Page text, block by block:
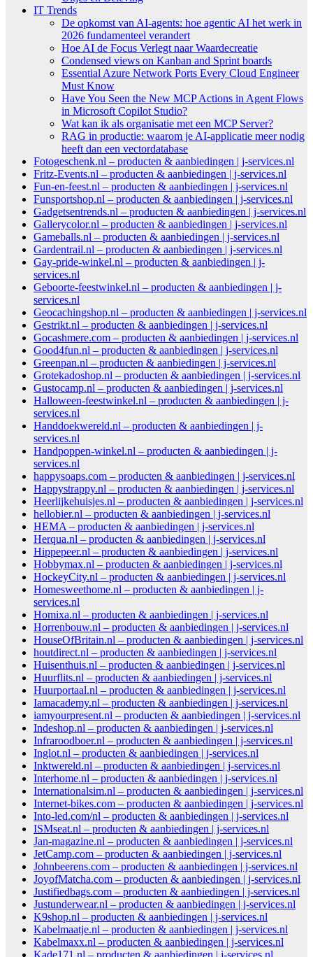
IT Trends
De opkomst van AI-agents: hoe agentic AI het werk in
2026 fundamenteel verandert
Hoe AI de Focus Verlegt naar Waardecreatie
Condensed views on Kanban and Sprint boards
Essential Azure Network Ports Every Cloud Engineer
Must Know
Have You Seen the New MCP Actions in Agent Flows
in Microsoft Copilot Studio?
Wat kan ik als organisatie met een MCP Server?
RAG in productie: waarom je AI-applicatie meer nodig
heeft dan een vectordatabase
Fotogeschenk.nl – producten & aanbiedingen | j-services.nl
Fritz-Events.nl – producten & aanbiedingen | j-services.nl
Fun-en-feest.nl – producten & aanbiedingen | j-services.nl
Funsportshop.nl – producten & aanbiedingen | j-services.nl
Gadgetsentrends.nl – producten & aanbiedingen | j-services.nl
Gallerycolor.nl – producten & aanbiedingen | j-services.nl
Gameballs.nl – producten & aanbiedingen | j-services.nl
Gardentrail.nl – producten & aanbiedingen | j-services.nl
Gay-pride-winkel.nl – producten & aanbiedingen | j-
services.nl
Geboorte-feestwinkel.nl – producten & aanbiedingen | j-
services.nl
Geocachingshop.nl – producten & aanbiedingen | j-services.nl
Gestrikt.nl – producten & aanbiedingen | j-services.nl
Gocashmere.com – producten & aanbiedingen | j-services.nl
Good4fun.nl – producten & aanbiedingen | j-services.nl
Greenpan.nl – producten & aanbiedingen | j-services.nl
Grotekadoshop.nl – producten & aanbiedingen | j-services.nl
Gustocamp.nl – producten & aanbiedingen | j-services.nl
Halloween-feestwinkel.nl – producten & aanbiedingen | j-
services.nl
Handdoekwereld.nl – producten & aanbiedingen | j-
services.nl
Handpoppen-winkel.nl – producten & aanbiedingen | j-
services.nl
happysoaps.com – producten & aanbiedingen | j-services.nl
Happystrappy.nl – producten & aanbiedingen | j-services.nl
Heerlijkehuisjes.nl – producten & aanbiedingen | j-services.nl
hellobier.nl – producten & aanbiedingen | j-services.nl
HEMA – producten & aanbiedingen | j-services.nl
Herqua.nl – producten & aanbiedingen | j-services.nl
Hippepeer.nl – producten & aanbiedingen | j-services.nl
Hobbymax.nl – producten & aanbiedingen | j-services.nl
HockeyCity.nl – producten & aanbiedingen | j-services.nl
Homesweethome.nl – producten & aanbiedingen | j-
services.nl
Homixa.nl – producten & aanbiedingen | j-services.nl
Horrenbouw.nl – producten & aanbiedingen | j-services.nl
HouseOfBritain.nl – producten & aanbiedingen | j-services.nl
houtdirect.nl – producten & aanbiedingen | j-services.nl
Huisenthuis.nl – producten & aanbiedingen | j-services.nl
Huurflits.nl – producten & aanbiedingen | j-services.nl
Huurportaal.nl – producten & aanbiedingen | j-services.nl
Iamacademy.nl – producten & aanbiedingen | j-services.nl
iamyourpresent.nl – producten & aanbiedingen | j-services.nl
Indeshop.nl – producten & aanbiedingen | j-services.nl
Infraroodboer.nl – producten & aanbiedingen | j-services.nl
Inglot.nl – producten & aanbiedingen | j-services.nl
Inktwereld.nl – producten & aanbiedingen | j-services.nl
Interhome.nl – producten & aanbiedingen | j-services.nl
Internationalsim.nl – producten & aanbiedingen | j-services.nl
Internet-bikes.com – producten & aanbiedingen | j-services.nl
Into-led.com/nl – producten & aanbiedingen | j-services.nl
ISMseat.nl – producten & aanbiedingen | j-services.nl
Jan-magazine.nl – producten & aanbiedingen | j-services.nl
JetCamp.com – producten & aanbiedingen | j-services.nl
Johnbeerens.com – producten & aanbiedingen | j-services.nl
JoyofMatcha.com – producten & aanbiedingen | j-services.nl
Justifiedbags.com – producten & aanbiedingen | j-services.nl
Justunderwear.nl – producten & aanbiedingen | j-services.nl
K9shop.nl – producten & aanbiedingen | j-services.nl
Kabelmaatje.nl – producten & aanbiedingen | j-services.nl
Kabelmaxx.nl – producten & aanbiedingen | j-services.nl
Kade171.nl – producten & aanbiedingen | j-services.nl